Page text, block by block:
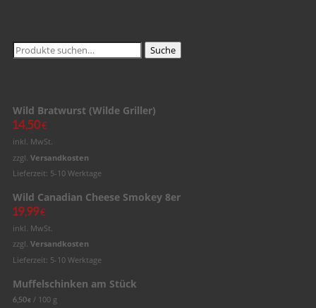
Suche
nach:
Suche
Wild Bratwurst (Wilde Griller)
14,50€
inkl. MwSt.
zzgl. Versandkosten
Lieferzeit: 5-10 Werktage
Wild Canadian Cheese Smokey 8er
19,99€
inkl. MwSt.
zzgl. Versandkosten
Lieferzeit: 5-10 Werktage
Muffelschinken am Stück
6,50€ / 100 g